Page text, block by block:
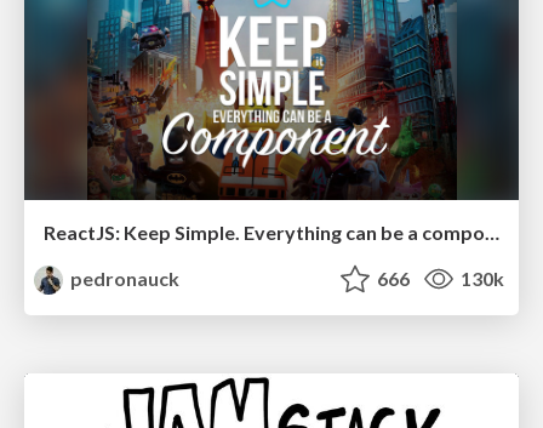
ReactJS: Keep Simple. Everything can be a component!
pedronauck
666 130k